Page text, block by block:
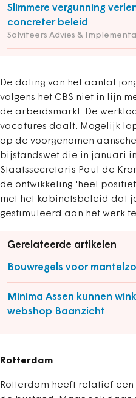
Slimmere vergunning
concreter beleid
Solviteers Advies &
De daling van het aantal
volgens het CBS niet in lijn
de arbeidsmarkt. De
vacatures daalt. Mogelijk
op de voorgenomen
bijstandswet die in januari
Staatssecretaris Paul de
de ontwikkeling 'heel
met het kabinetsbeleid dat
gestimuleerd aan het werk
Gerelateerde artikelen
Bouwregels voor
Minima Assen kunnen
webshop Baanzicht
Rotterdam
Rotterdam heeft relatief